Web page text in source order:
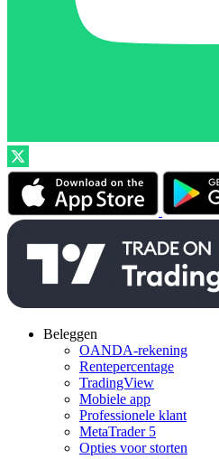
Beleggen
OANDA-rekening
Rentepercentage
TradingView
Mobiele app
Professionele klant
MetaTrader 5
Opties voor storten